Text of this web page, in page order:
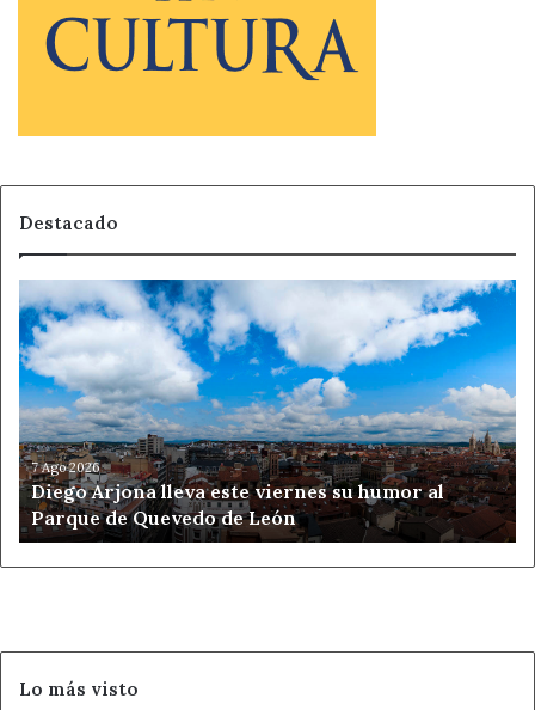
Destacado
Diego
Arjona
lleva
este
viernes
su
humor
al
Parque
de
Quevedo
de
7 Ago 2026
Diego Arjona lleva este viernes su humor al
Parque de Quevedo de León
Lo más visto